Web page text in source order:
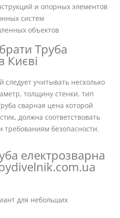
и опорных элементов
систем
объектов
Труба
Києві
учитывать несколько
толщину стенки, тип
сварная цена которой
должна соответствовать
требованиям безопасности.
електрозварна
для небольших